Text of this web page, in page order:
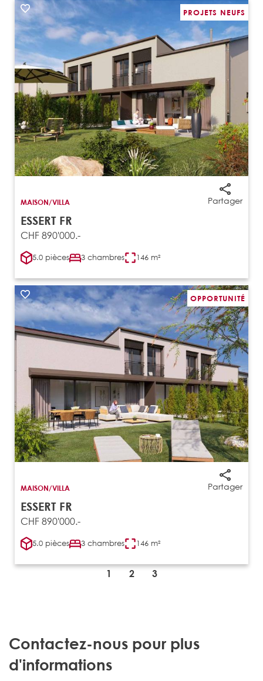
PROJETS NEUFS
Partager
MAISON/VILLA
ESSERT FR
CHF 890'000.-
5.0 pièces 3 chambres 146 m²
OPPORTUNITÉ
Partager
MAISON/VILLA
ESSERT FR
CHF 890'000.-
5.0 pièces 3 chambres 146 m²
1 2 3
Contactez-nous pour plus
d'informations